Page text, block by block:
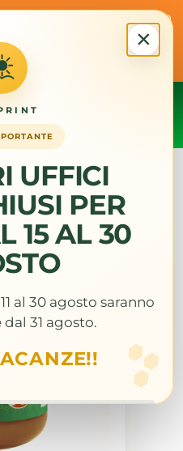
×
UFFICI
PER
15 AL 30
al 30 agosto saranno
31 agosto.
PER FERIE DAL 15 AL 30
11 al 30 agosto saranno
BUONE VACANZE!!Ignora